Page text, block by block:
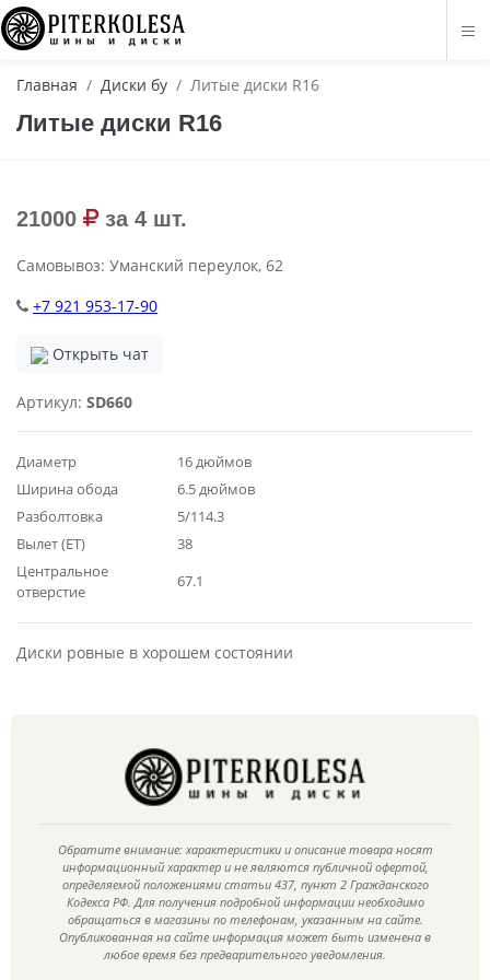
Главная Диски бу Литые диски R16
Литые диски R16
21000 за 4 шт.
Самовывоз: Уманский переулок, 62
+7 921 953-17-90
Открыть чат
Артикул: SD660
Диаметр
16 дюймов
Ширина обода
6.5 дюймов
Разболтовка
5/114.3
Вылет (ET)
38
Центральное
отверстие
67.1
Диски ровные в хорошем состоянии
Обратите внимание: характеристики и описание товара носят
информационный характер и не являются публичной офертой,
определяемой положениями статьи 437, пункт 2 Гражданского
Кодекса РФ. Для получения подробной информации необходимо
обращаться в магазины по телефонам, указанным на сайте.
Опубликованная на сайте информация может быть изменена в
любое время без предварительного уведомления.